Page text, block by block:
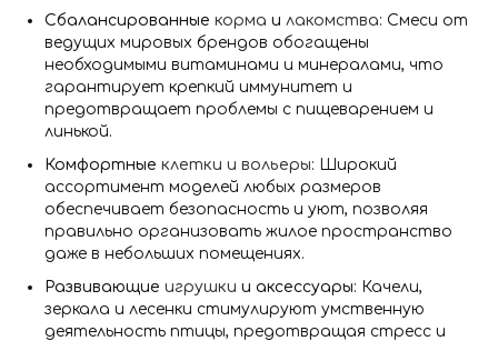
Сбалансированные корма и лакомства: Смеси от
ведущих мировых брендов обогащены
необходимыми витаминами и минералами, что
гарантирует крепкий иммунитет и
предотвращает проблемы с пищеварением и
линькой.
Комфортные клетки и вольеры: Широкий
ассортимент моделей любых размеров
обеспечивает безопасность и уют, позволяя
правильно организовать жилое пространство
даже в небольших помещениях.
Развивающие игрушки и аксессуары: Качели,
зеркала и лесенки стимулируют умственную
деятельность птицы, предотвращая стресс и